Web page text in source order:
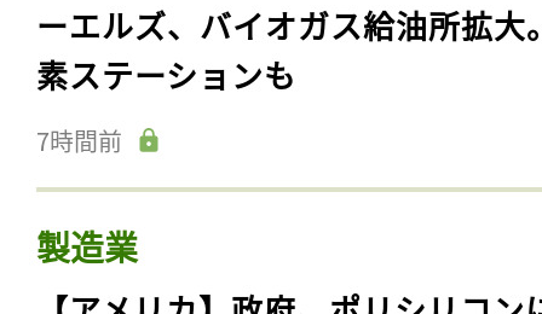
ーエルズ、バイオガス給油所拡大
素ステーションも
7時間前
製造業